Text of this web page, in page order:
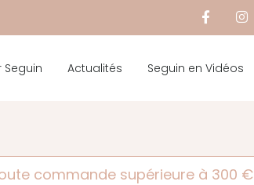
Seguin Actualités Seguin en Vidéos
commande supérieure à 300 €